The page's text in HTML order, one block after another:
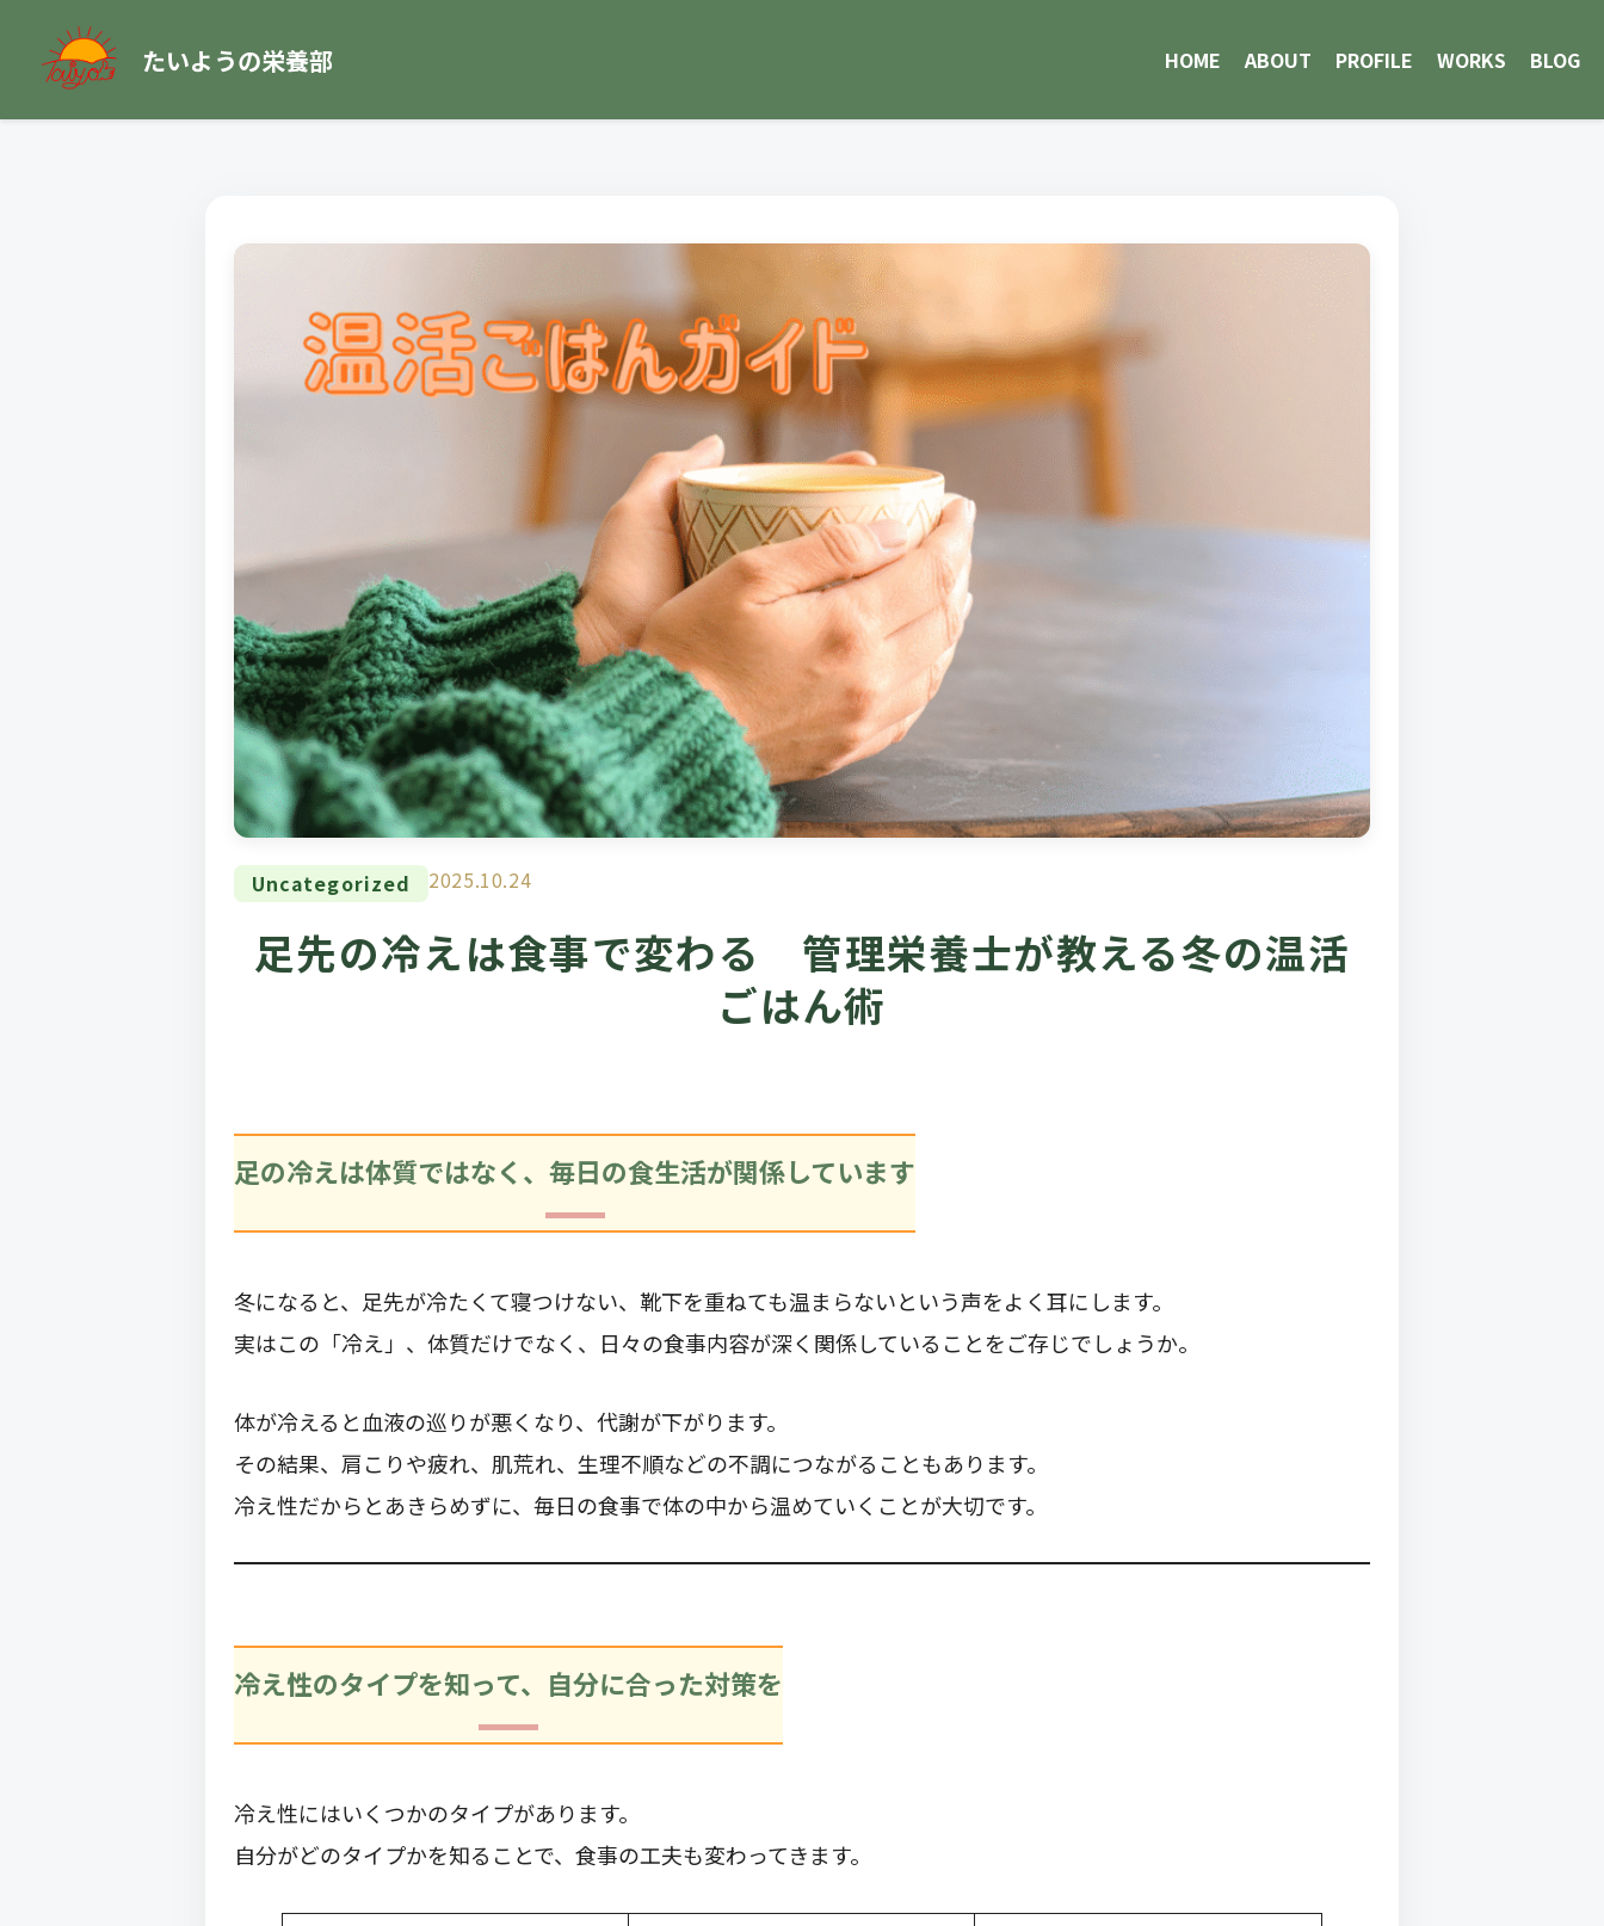
たいようの栄養部 HOME ABOUT PROFILE WORKS BLOG
Uncategorized 2025.10.24
足先の冷えは食事で変わる 管理栄養士が教える冬の温活
ごはん術
足の冷えは体質ではなく、毎日の食生活が関係しています
冬になると、足先が冷たくて寝つけない、靴下を重ねても温まらないという声をよく耳にします。
実はこの「冷え」、体質だけでなく、日々の食事内容が深く関係していることをご存じでしょうか。
体が冷えると血液の巡りが悪くなり、代謝が下がります。
その結果、肩こりや疲れ、肌荒れ、生理不順などの不調につながることもあります。
冷え性だからとあきらめずに、毎日の食事で体の中から温めていくことが大切です。
冷え性のタイプを知って、自分に合った対策を
冷え性にはいくつかのタイプがあります。
自分がどのタイプかを知ることで、食事の工夫も変わってきます。